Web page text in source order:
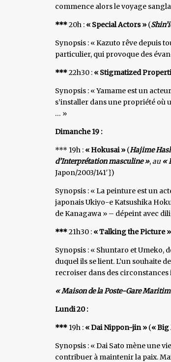
commence alors le voyage
***20h : « Special Actors » (
Synopsis : « Kazuto rêve depuis
particulier, qui provoque des
***22h30 : « Stigmatized
Synopsis : « Yamame est un
s’installer dans une propriété où
… »
Dimanche 19 :
*** 19h : « Hokusai » (Hajime
d’Interprétation masculine »,au «
Japon/2003/141′})
Synopsis : « La peinture est un
japonais Ukiyo-e Katsushika
de Kanagawa » – dépeint avec
***21h30 : « Talking the Picture »
Synopsis : « Shuntaro et Umeko,
duquel ils se lient. L’un souhaite
recroiser dans des
« Maison de la Poste-Gare
Lundi 20 :
*** 19h : « Dai Nippon-jin » (« Big
Synopsis : « Dai Sato mène une
contribuer à maintenir la paix.